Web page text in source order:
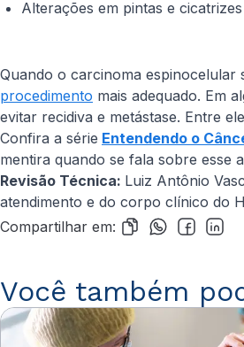
Alterações em pintas e
Quando o carcinoma espinocelular
procedimento mais adequado. Em
evitar recidiva e
Confira a série Entendendo o
mentira quando se fala sobre esse
Revisão Técnica: Luiz Antônio
atendimento e do corpo clínico do
Compartilhar em:
Você também